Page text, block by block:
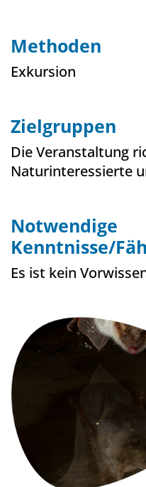
Methoden
Exkursion
Zielgruppen
Die Veranstaltung
Naturinteressierte
Notwendige
Kenntnisse/
Es ist kein